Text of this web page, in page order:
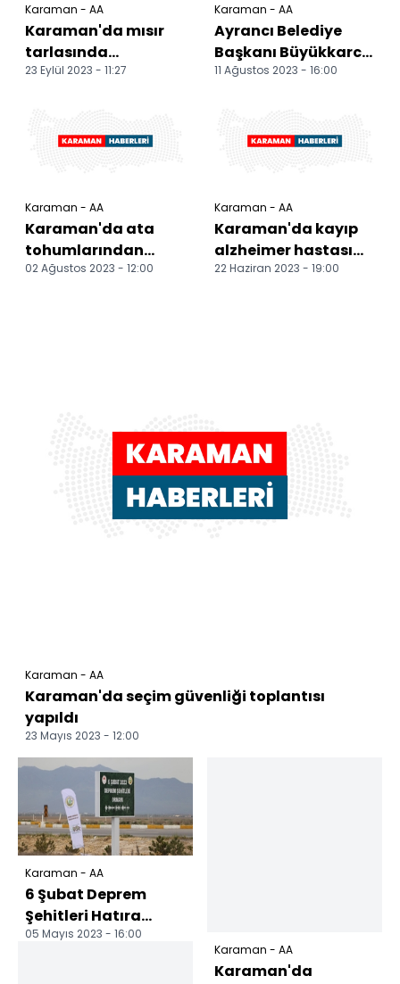
Karaman - AA
Karaman'da mısır
tarlasında
uyuşturucu
23 Eylül 2023 - 11:27
Karaman - AA
Ayrancı Belediye
Başkanı Büyükkarcı
ilçedeki çalışmaları
11 Ağustos 2023 - 16:00
Karaman - AA
Karaman'da ata
tohumlarından
üretilen sebze ve
02 Ağustos 2023 - 12:00
Karaman - AA
Karaman'da kayıp
alzheimer hastası
dron ile bulundu
22 Haziran 2023 - 19:00
Karaman - AA
Karaman'da seçim güvenliği toplantısı
yapıldı
23 Mayıs 2023 - 12:00
Karaman - AA
6 Şubat Deprem
Şehitleri Hatıra
Ormanına fidan
05 Mayıs 2023 - 16:00
Karaman - AA
Karaman'da